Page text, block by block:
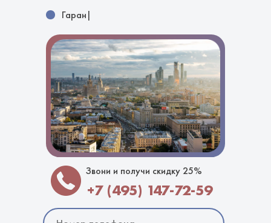
Гарантия 12
+7 (495) 147-72-59
Звони и получи скидку 25%